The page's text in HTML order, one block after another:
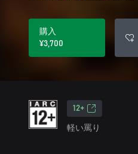
購入
¥3,700
12+
軽い罵り